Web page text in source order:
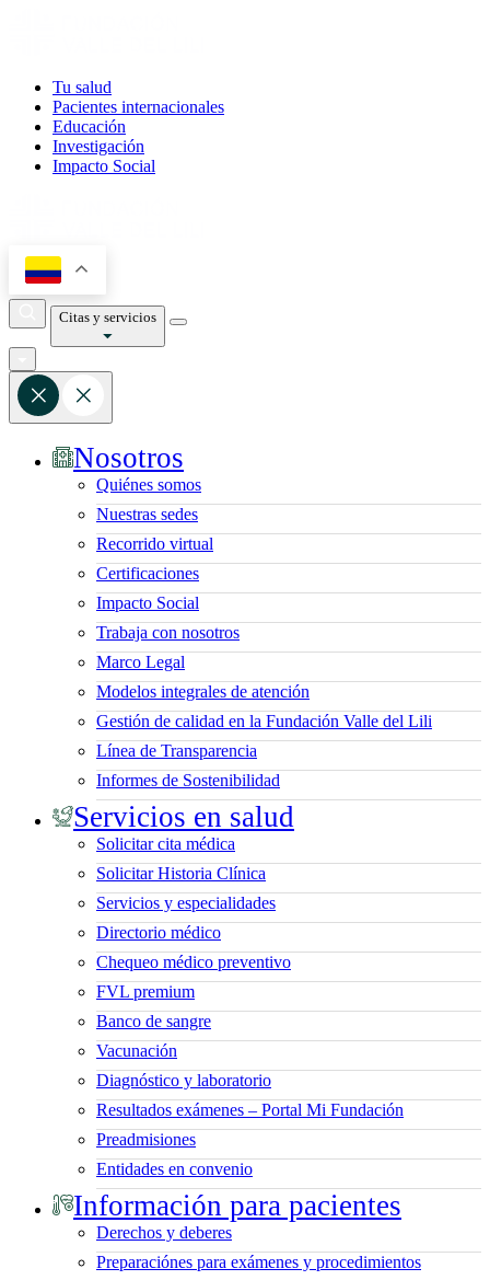
Tu salud
Pacientes internacionales
Educación
Investigación
Impacto Social
Citas y servicios
Nosotros
Quiénes somos
Nuestras sedes
Recorrido virtual
Certificaciones
Impacto Social
Trabaja con nosotros
Marco Legal
Modelos integrales de atención
Gestión de calidad en la Fundación Valle del Lili
Línea de Transparencia
Informes de Sostenibilidad
Servicios en salud
Solicitar cita médica
Solicitar Historia Clínica
Servicios y especialidades
Directorio médico
Chequeo médico preventivo
FVL premium
Banco de sangre
Vacunación
Diagnóstico y laboratorio
Resultados exámenes – Portal Mi Fundación
Preadmisiones
Entidades en convenio
Información para pacientes
Derechos y deberes
Preparaciónes para exámenes y procedimientos